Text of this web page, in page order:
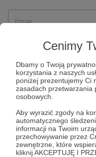
Cenimy
Dbamy o Twoją
korzystania z naszych
poniżej prezentujemy Ci
zasadach przetwarzania
osobowych.
Aby wyrazić zgody na
automatycznego
informacji na Twoim
przechowywanie przez
zewnętrzne, które
kliknij AKCEPTUJĘ I
Patronite.pl, w tym
otrzymywania wsparcia
ich przenoszenia,
wyrażenia sprzeciwu
osobowych. Rejestracja
jest po przekazaniu
założenie konta przez
dostępny jest na stronie